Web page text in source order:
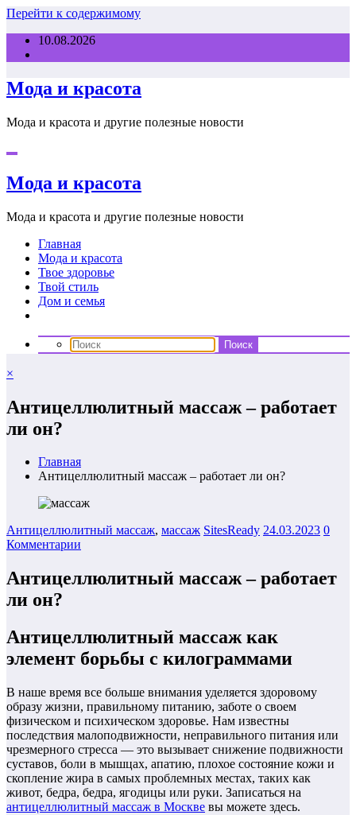
Перейти к содержимому
10.08.2026
Мода и красота
Мода и красота и другие полезные новости
Мода и красота
Мода и красота и другие полезные новости
Главная
Мода и красота
Твое здоровье
Твой стиль
Дом и семья
×
Антицеллюлитный массаж – работает
ли он?
Главная
Антицеллюлитный массаж – работает ли он?
Антицеллюлитный массаж, массаж SitesReady 24.03.2023 0
Комментарии
Антицеллюлитный массаж – работает
ли он?
Антицеллюлитный массаж как
элемент борьбы с килограммами
В наше время все больше внимания уделяется здоровому
образу жизни, правильному питанию, заботе о своем
физическом и психическом здоровье. Нам известны
последствия малоподвижности, неправильного питания или
чрезмерного стресса — это вызывает снижение подвижности
суставов, боли в мышцах, апатию, плохое состояние кожи и
скопление жира в самых проблемных местах, таких как
живот, бедра, бедра, ягодицы или руки. Записаться на
антицеллюлитный массаж в Москве вы можете здесь.